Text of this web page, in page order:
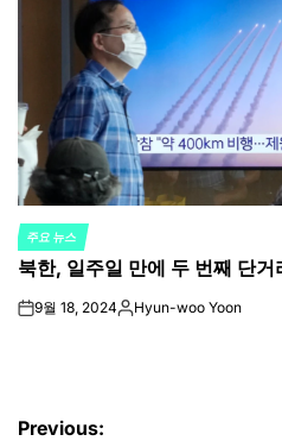
POSTED
IN
주요 뉴스
북한, 일주일 만에 두 번째 단거
on9월 18, 2024Posted
Hyun-woo Yoon
Previous: